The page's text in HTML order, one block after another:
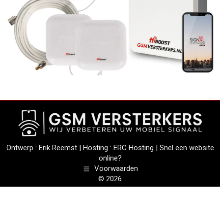
Ontwerp : Erik Reemst| Hosting : ERC Hosting | Snel een website
online?
Voorwaarden
© 2026